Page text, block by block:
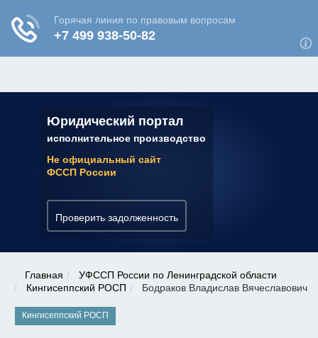
Юридический портал
исполнительное производство
Не официальный сайт
ФССП России
Проверить задолженность
✆ 7 (800) 350-22-64
Главная
УФССП России по Ленинградской области
Кингисеппский РОСП
Бодраков Владислав Вячеславович
Кингисеппский РОСП